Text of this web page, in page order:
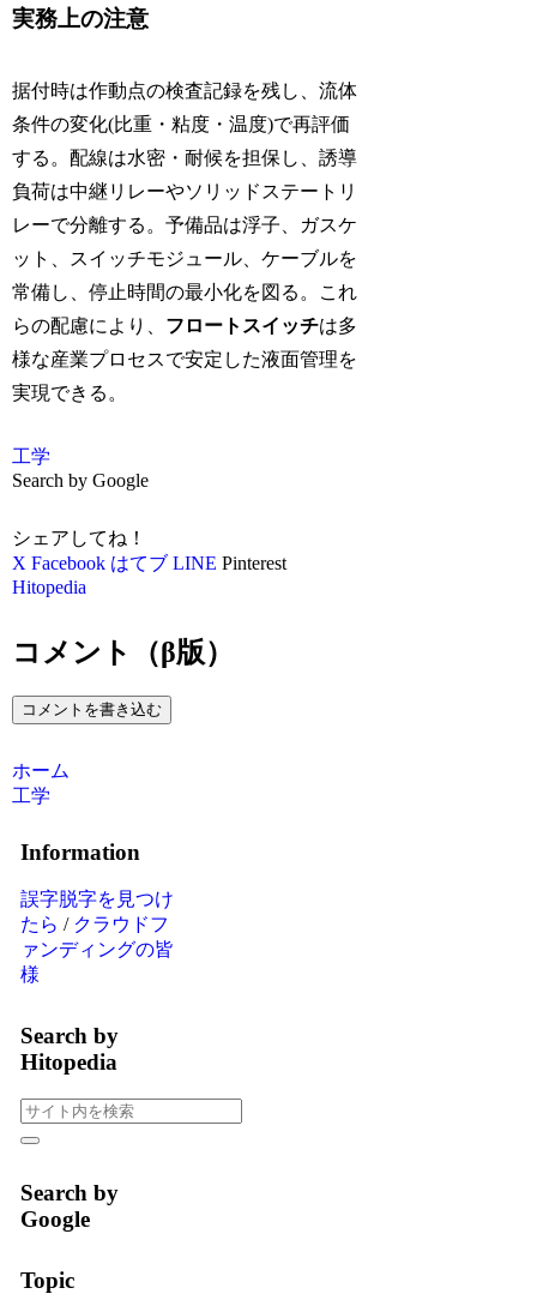
実務上の注意
据付時は作動点の検査記録を残し、流体
条件の変化(比重・粘度・温度)で再評価
する。配線は水密・耐候を担保し、誘導
負荷は中継リレーやソリッドステートリ
レーで分離する。予備品は浮子、ガスケ
ット、スイッチモジュール、ケーブルを
常備し、停止時間の最小化を図る。これ
らの配慮により、 フロートスイッチは多
様な産業プロセスで安定した液面管理を
実現できる。
工学
Search by Google
シェアしてね！
X Facebook はてブ LINE Pinterest
Hitopedia
コメント（β版）
コメントを書き込む
ホーム
工学
Information
誤字脱字を見つけ
たら / クラウドフ
ァンディングの皆
様
Search by
Hitopedia
Search by
Google
Topic